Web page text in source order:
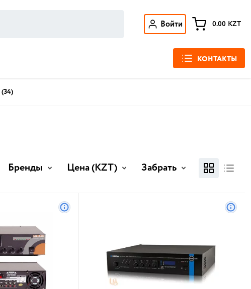
Войти 0.00 KZT
КОНТАКТЫ
(34)
Бренды Цена(KZT) Забрать